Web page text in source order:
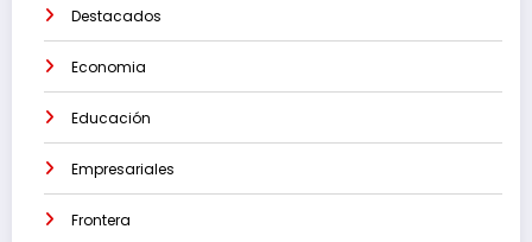
Destacados
Economia
Educación
Empresariales
Frontera